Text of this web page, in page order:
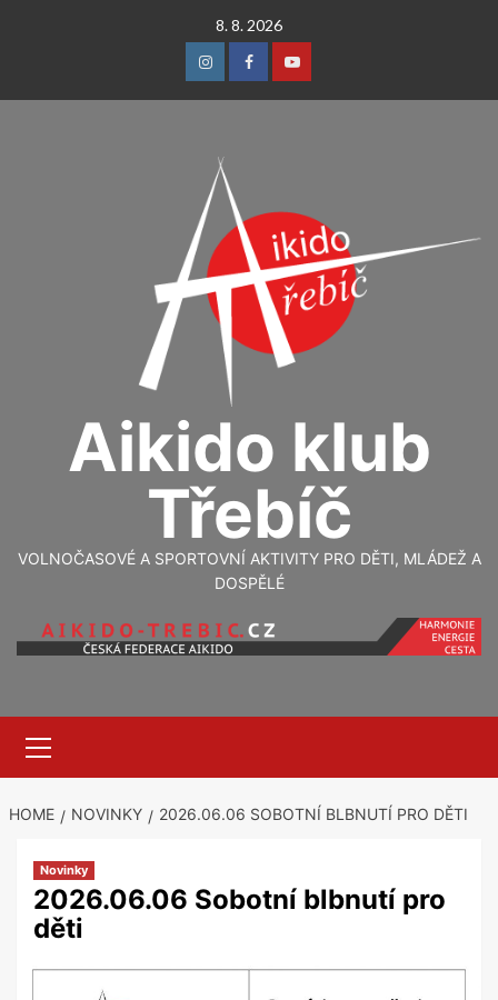
8. 8. 2026
InstagramFacebookYoutube
Aikido klub
Třebíč
VOLNOČASOVÉ A SPORTOVNÍ AKTIVITY PRO DĚTI, MLÁDEŽ A
DOSPĚLÉ
Menu
HOME NOVINKY 2026.06.06 SOBOTNÍ BLBNUTÍ PRO DĚTI
Novinky
2026.06.06 Sobotní blbnutí pro
děti